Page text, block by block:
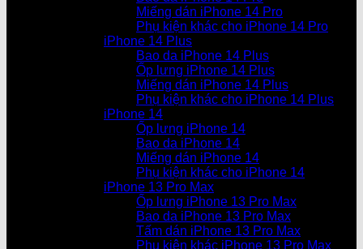
Miếng dán iPhone 14 Pro
Phụ kiện khác cho iPhone 14 Pro
iPhone 14 Plus
Bao da iPhone 14 Plus
Ốp lưng iPhone 14 Plus
Miếng dán iPhone 14 Plus
Phụ kiện khác cho iPhone 14 Plus
iPhone 14
Ốp lưng iPhone 14
Bao da iPhone 14
Miếng dán iPhone 14
Phụ kiện khác cho iPhone 14
iPhone 13 Pro Max
Ốp lưng iPhone 13 Pro Max
Bao da iPhone 13 Pro Max
Tấm dán iPhone 13 Pro Max
Phụ kiện khác iPhone 13 Pro Max